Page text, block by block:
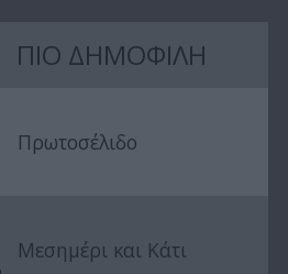
Κόκκινο Δ'
(2011-12)
ΠΙΟ ΔΗΜΟΦΙΛΗ
Πρωτοσέλιδο
Μεσημέρι και Κάτι